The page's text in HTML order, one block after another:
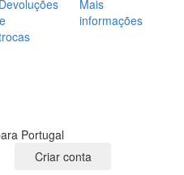
Devoluções
e
Mais
informações
Portugal
Criar conta